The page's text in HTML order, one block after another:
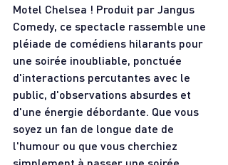
Motel Chelsea ! Produit par Jangus
Comedy, ce spectacle rassemble une
pléiade de comédiens hilarants pour
une soirée inoubliable, ponctuée
d'interactions percutantes avec le
public, d'observations absurdes et
d'une énergie débordante. Que vous
soyez un fan de longue date de
l'humour ou que vous cherchiez